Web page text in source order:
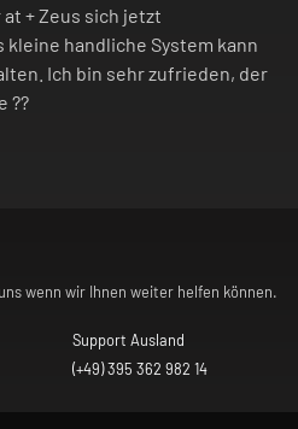
vor zu geringem und
Tiefentladungsschutz,
+ Zeus sich jetzt
handliche System kann
Ich bin sehr zufrieden, der
??
wenn wir Ihnen weiter helfen können.
Support Ausland
(+49) 395 362 982 14